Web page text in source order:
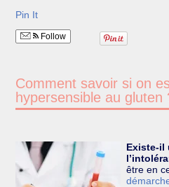
Pin It
Follow
Comment savoir si on
hypersensible au gluten
Existe-il
être en